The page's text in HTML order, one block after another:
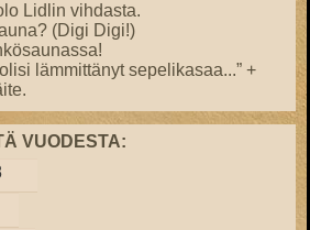
Lidlin vihdasta.
(Digi Digi!)
lämmittänyt sepelikasaa...” +
VUODESTA: